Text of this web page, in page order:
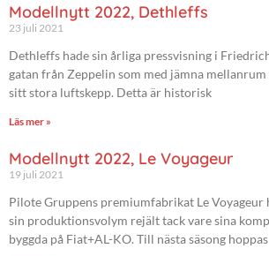
Modellnytt 2022, Dethleffs
23 juli 2021
Dethleffs hade sin årliga pressvisning i
gatan från Zeppelin som med jämna
sitt stora luftskepp. Detta är historisk
Läs mer »
Modellnytt 2022, Le Voyageur
19 juli 2021
Pilote Gruppens premiumfabrikat Le Voyageur
sin produktionsvolym rejält tack vare sina
byggda på Fiat+AL-KO. Till nästa säsong hoppas